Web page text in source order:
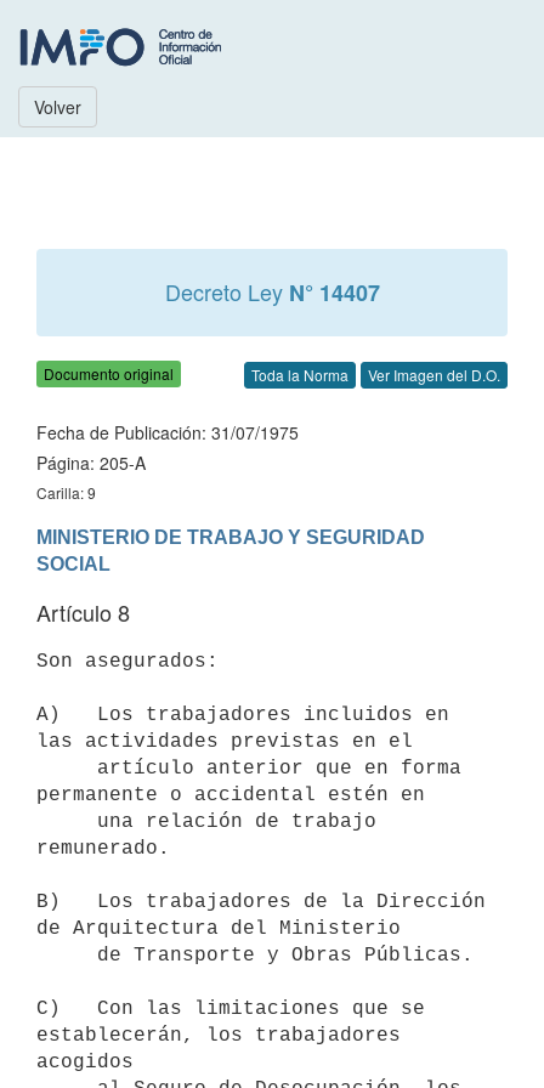
Volver
Decreto Ley N° 14407
Documento original Toda la Norma Ver Imagen del D.O.
Fecha de Publicación: 31/07/1975
Página: 205-A
Carilla: 9
MINISTERIO DE TRABAJO Y SEGURIDAD
SOCIAL
Artículo 8
Son asegurados:
A)   Los trabajadores incluidos en
las actividades previstas en el
permanente o accidental estén en
remunerado.
B)   Los trabajadores de la Dirección
de Arquitectura del Ministerio
C)   Con las limitaciones que se
establecerán, los trabajadores
acogidos